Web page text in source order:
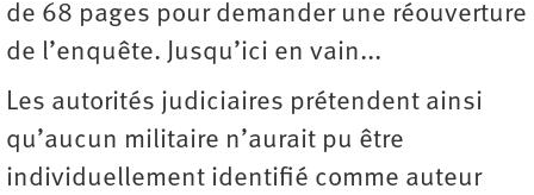
de 68 pages pour demander une réouverture
de l’enquête. Jusqu’ici en vain...
Les autorités judiciaires prétendent ainsi
qu’aucun militaire n’aurait pu être
individuellement identifié comme auteur